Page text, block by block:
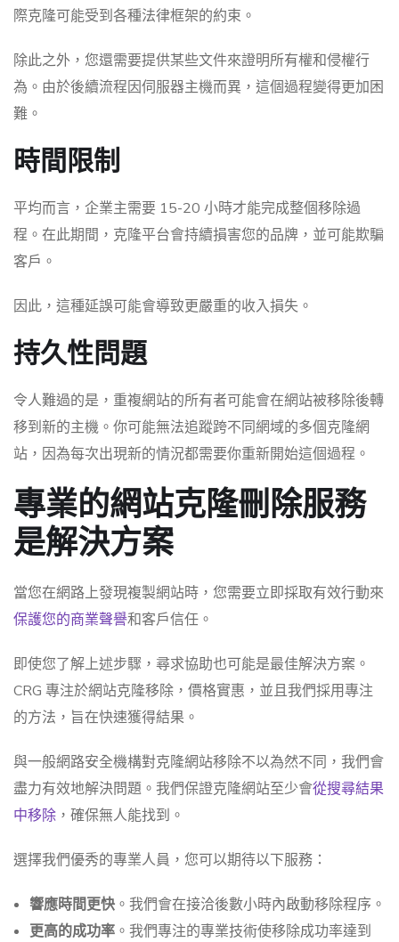
際克隆可能受到各種法律框架的約束。
除此之外，您還需要提供某些文件來證明所有權和侵權行
為。由於後續流程因伺服器主機而異，這個過程變得更加困
難。
時間限制
平均而言，企業主需要 15-20 小時才能完成整個移除過
程。在此期間，克隆平台會持續損害您的品牌，並可能欺騙
客戶。
因此，這種延誤可能會導致更嚴重的收入損失。
持久性問題
令人難過的是，重複網站的所有者可能會在網站被移除後轉
移到新的主機。你可能無法追蹤跨不同網域的多個克隆網
站，因為每次出現新的情況都需要你重新開始這個過程。
專業的網站克隆刪除服務
是解決方案
當您在網路上發現複製網站時，您需要立即採取有效行動來
保護您的商業聲譽和客戶信任。
即使您了解上述步驟，尋求協助也可能是最佳解決方案。
CRG 專注於網站克隆移除，價格實惠，並且我們採用專注
的方法，旨在快速獲得結果。
與一般網路安全機構對克隆網站移除不以為然不同，我們會
盡力有效地解決問題。我們保證克隆網站至少會從搜尋結果
中移除 ，確保無人能找到。
選擇我們優秀的專業人員，您可以期待以下服務：
響應時間更快 。我們會在接洽後數小時內啟動移除程序。
更高的成功率 。我們專注的專業技術使移除成功率達到